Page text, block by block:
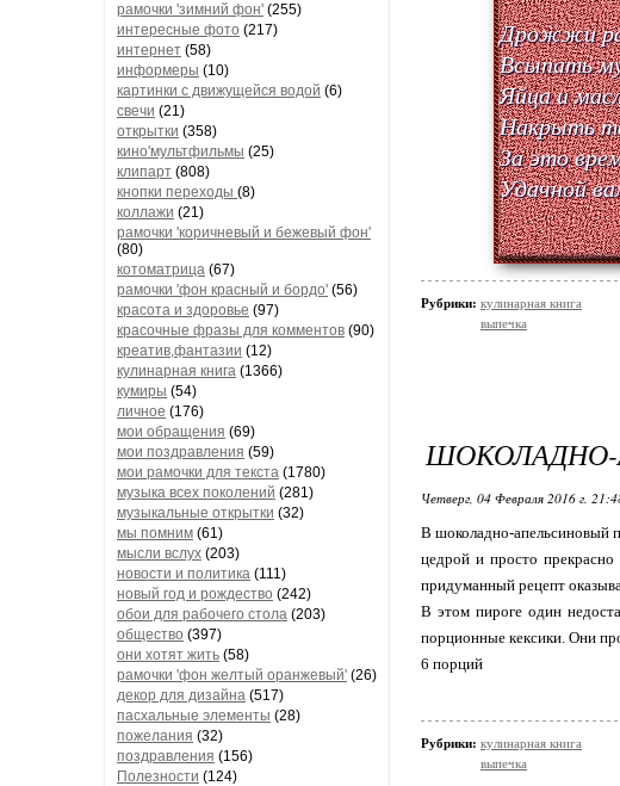
рамочки 'зимний фон' (255)
интересные фото (217)
интернет (58)
информеры (10)
картинки с движущейся водой (6)
свечи (21)
открытки (358)
кино'мультфильмы (25)
клипарт (808)
кнопки переходы (8)
коллажи (21)
рамочки 'коричневый и бежевый фон'
(80)
котоматрица (67)
рамочки 'фон красный и бордо' (56)
красота и здоровье (97)
красочные фразы для комментов (90)
креатив,фантазии (12)
кулинарная книга (1366)
кумиры (54)
личное (176)
мои обращения (69)
мои поздравления (59)
мои рамочки для текста (1780)
музыка всех поколений (281)
музыкальные открытки (32)
мы помним (61)
мысли вслух (203)
новости и политика (111)
новый год и рождество (242)
обои для рабочего стола (203)
общество (397)
они хотят жить (58)
рамочки 'фон желтый оранжевый' (26)
декор для дизайна (517)
пасхальные элементы (28)
пожелания (32)
поздравления (156)
Полезности (124)
Дрожжи
Всыпать
Яйца и
Накрыть
За это
Удачной
Рубрики: кулинарная книга
выпечка
Четверг, 04 Февраля 2016 г.
В шоколадно-апельсиновый
цедрой и просто
придуманный рецепт
В этом пироге один
порционные кексики. Они
6 порций
Рубрики: кулинарная книга
выпечка